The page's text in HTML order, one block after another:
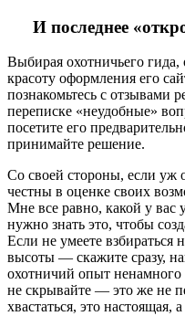
И последнее
Выбирая охотничьего гида,
красоту оформления его
познакомьтесь с отзывами
переписке «неудобные»
посетите его
принимайте решение.
Со своей стороны, если уж
честны в оценке своих
Мне все равно, какой у вас
нужно знать это, чтобы
Если не умеете взбираться
высоты — скажите сразу,
охотничий опыт ненамного
не скрывайте — это же не
хвастаться, это настоящая,